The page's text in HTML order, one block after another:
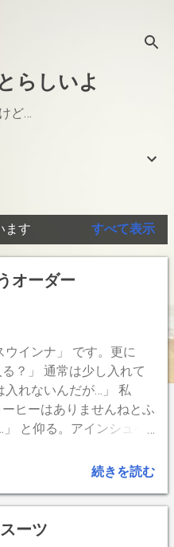
らしいよ
ど…
ます すべて表示
オーダー
インナ」 です。更に
？」 通常は少し入れて
入れないんだが…」 私
ヒーはありませんねとふ
と仰る。アインシュペ
どと一緒に飲むので生クリ
でしょうか。お気持ちは
で其れを望むのには無理
続きを読む
ーツ